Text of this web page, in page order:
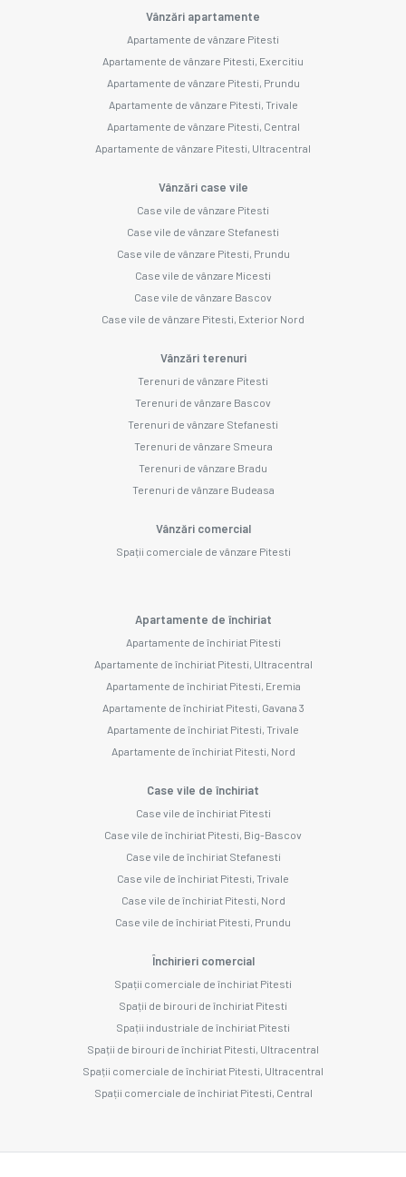
Vânzări apartamente
Apartamente de vânzare Pitesti
Apartamente de vânzare Pitesti, Exercitiu
Apartamente de vânzare Pitesti, Prundu
Apartamente de vânzare Pitesti, Trivale
Apartamente de vânzare Pitesti, Central
Apartamente de vânzare Pitesti, Ultracentral
Vânzări case vile
Case vile de vânzare Pitesti
Case vile de vânzare Stefanesti
Case vile de vânzare Pitesti, Prundu
Case vile de vânzare Micesti
Case vile de vânzare Bascov
Case vile de vânzare Pitesti, Exterior Nord
Vânzări terenuri
Terenuri de vânzare Pitesti
Terenuri de vânzare Bascov
Terenuri de vânzare Stefanesti
Terenuri de vânzare Smeura
Terenuri de vânzare Bradu
Terenuri de vânzare Budeasa
Vânzări comercial
Spații comerciale de vânzare Pitesti
Apartamente de închiriat
Apartamente de închiriat Pitesti
Apartamente de închiriat Pitesti, Ultracentral
Apartamente de închiriat Pitesti, Eremia
Apartamente de închiriat Pitesti, Gavana 3
Apartamente de închiriat Pitesti, Trivale
Apartamente de închiriat Pitesti, Nord
Case vile de închiriat
Case vile de închiriat Pitesti
Case vile de închiriat Pitesti, Big-Bascov
Case vile de închiriat Stefanesti
Case vile de închiriat Pitesti, Trivale
Case vile de închiriat Pitesti, Nord
Case vile de închiriat Pitesti, Prundu
Închirieri comercial
Spații comerciale de închiriat Pitesti
Spații de birouri de închiriat Pitesti
Spații industriale de închiriat Pitesti
Spații de birouri de închiriat Pitesti, Ultracentral
Spații comerciale de închiriat Pitesti, Ultracentral
Spații comerciale de închiriat Pitesti, Central